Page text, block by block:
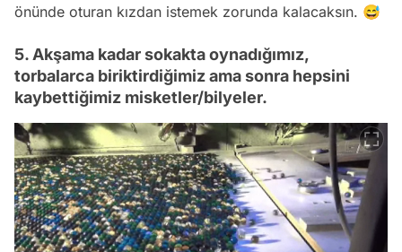
önünde oturan kızdan istemek zorunda kalacaksın. 😅
5. Akşama kadar sokakta oynadığımız,
torbalarca biriktirdiğimiz ama sonra hepsini
kaybettiğimiz misketler/bilyeler.